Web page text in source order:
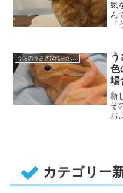
気
ん
うちのうさぎ(2代目かがり)
う
色
場
新
そ
お
カテゴリー